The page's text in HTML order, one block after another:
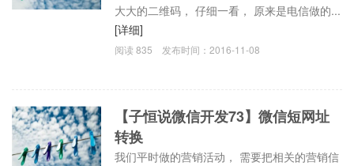
大大的二维码， 仔细一看， 原来是电信做的...
[详细]
阅读835 发布时间：2016-11-08
【子恒说微信开发73】微信短网址
转换
我们平时做的营销活动， 需要把相关的营销信